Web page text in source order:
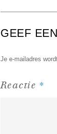
GEEF
Je e-mailadres
Reactie *